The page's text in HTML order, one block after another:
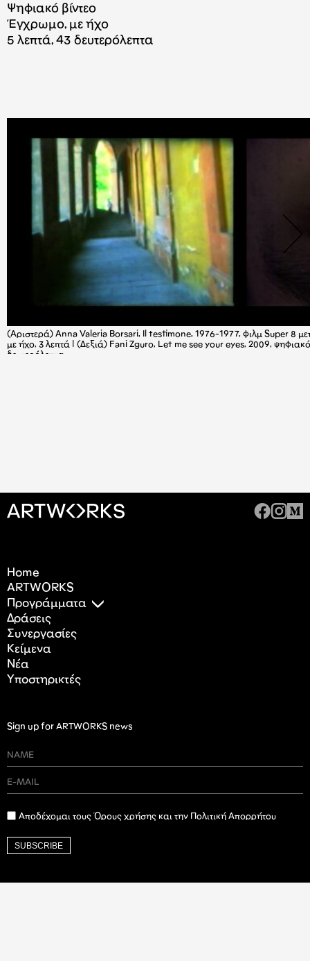
Ψηφιακό βίντεο
Έγχρωμο, με ήχο
5 λεπτά, 43 δευτερόλεπτα
(Αριστερά) Anna Valeria Borsari, Il testimone, 1976-1977, φιλμ Super 8
με ήχο, 3 λεπτά | (Δεξιά) Fani Zguro, Let me see your eyes, 2009,
δευτερόλεπτα
Home
ARTWORKS
Προγράμματα
Δράσεις
Συνεργασίες
Κείμενα
Nέα
Υποστηρικτές
Sign up for ARTWORKS news
Αποδέχομαι τους Όρους χρήσης και την Πολιτική Απορρήτου
SUBSCRIBE